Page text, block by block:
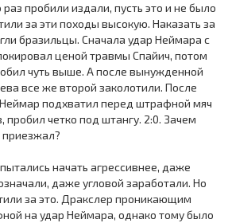
раз пробили издали, пусть это и не было
за эти походы высокую. Наказать за
бразильцы. Сначала удар Неймара с
ценой травмы Спайич, потом
чуть выше. А после вынужденной
все же второй заколотили. После
подхватил перед штрафной мяч
пробил четко под штангу. 2:0. Зачем
начать агрессивнее, даже
даже угловой заработали. Но
за это. Дракслер проникающим
на удар Неймара, однако тому было